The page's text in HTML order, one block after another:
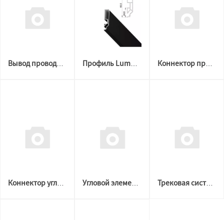
Вывод провода для натяжных потолков (ткань/ПВХ) черный Профиль LumFer PDK60 (2м) черный Коннектор прямой 220V для трека TR25
Коннектор угловой 220V для трека TR25 Угловой элемент Lumfer Track25 Трековая система LumFer Track 23 (TR23) 48V чёрный (2м)